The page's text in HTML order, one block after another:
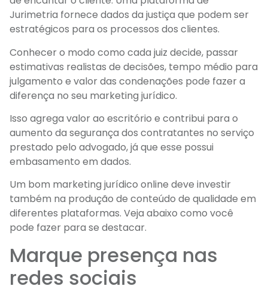
Jurimetria fornece dados da justiça que podem ser
estratégicos para os processos dos clientes.
Conhecer o modo como cada juiz decide, passar
estimativas realistas de decisões, tempo médio para
julgamento e valor das condenações pode fazer a
diferença no seu marketing jurídico.
Isso agrega valor ao escritório e contribui para o
aumento da segurança dos contratantes no serviço
prestado pelo advogado, já que esse possui
embasamento em dados.
Um bom marketing jurídico online deve investir
também na produção de conteúdo de qualidade em
diferentes plataformas. Veja abaixo como você
pode fazer para se destacar.
Marque presença nas
redes sociais